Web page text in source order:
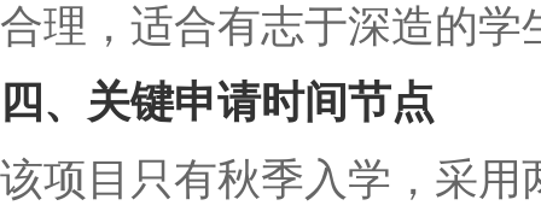
合理，适合有志于深造的学
四、关键申请时间节点
该项目只有秋季入学，采用